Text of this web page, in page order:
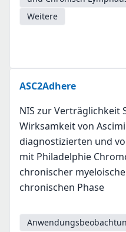
Weitere
ASC2Adhere
NIS zur Verträglichkeit
Wirksamkeit von
diagnostizierten und
mit Philadelphie
chronischer
chronischen Phase